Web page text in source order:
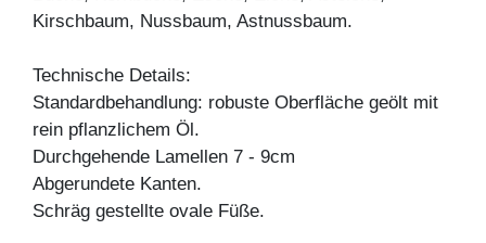
Kirschbaum, Nussbaum, Astnussbaum.
Technische Details:
Standardbehandlung: robuste Oberfläche geölt mit
rein pflanzlichem Öl.
Durchgehende Lamellen 7 - 9cm
Abgerundete Kanten.
Schräg gestellte ovale Füße.